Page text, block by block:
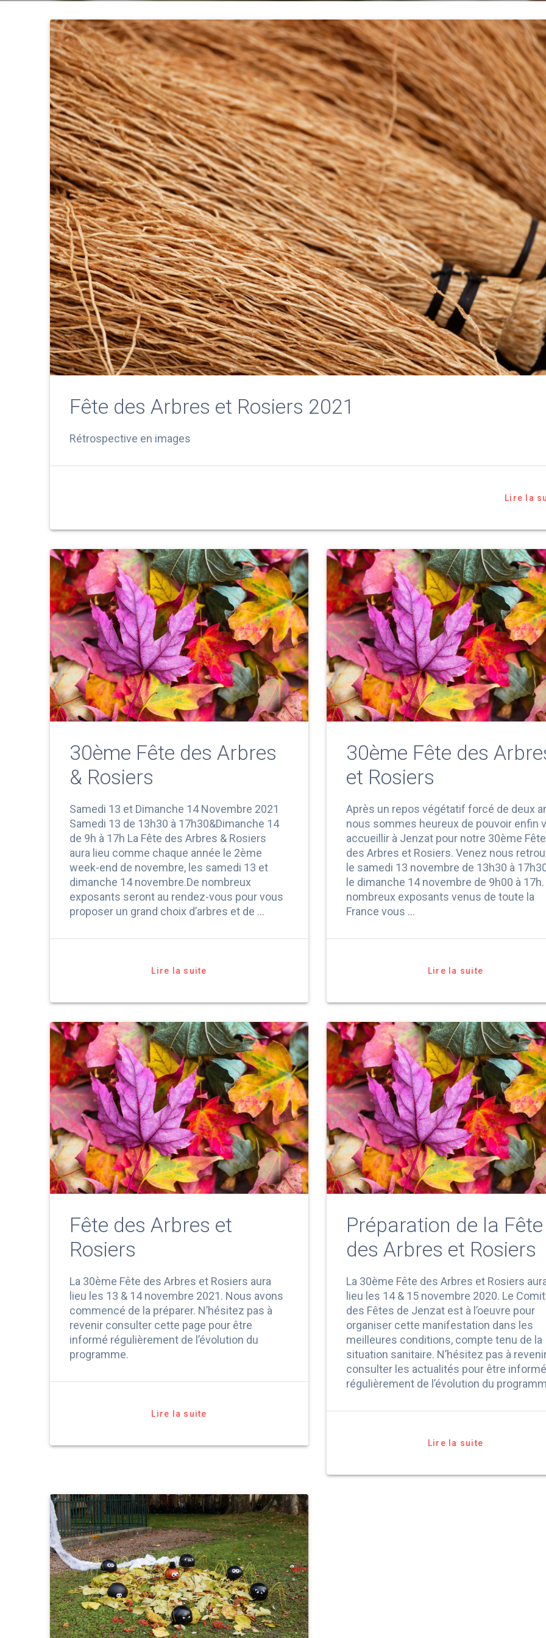
Fête des Arbres et Rosiers 2021
Rétrospective en images
Lire la
30ème Fête des Arbres
& Rosiers
Samedi 13 et Dimanche 14 Novembre 2021
Samedi 13 de 13h30 à 17h30&Dimanche 14
de 9h à 17h La Fête des Arbres & Rosiers
aura lieu comme chaque année le 2ème
week-end de novembre, les samedi 13 et
dimanche 14 novembre.De nombreux
exposants seront au rendez-vous pour vous
proposer un grand choix d’arbres et de …
Lire la suite
30ème Fête des
et Rosiers
Après un repos végétatif forcé de deux
nous sommes heureux de pouvoir enfin
accueillir à Jenzat pour notre 30ème Fête
des Arbres et Rosiers. Venez nous
le samedi 13 novembre de 13h30 à
le dimanche 14 novembre de 9h00 à 17h.
nombreux exposants venus de toute la
France vous …
Lire la suite
Fête des Arbres et
Rosiers
La 30ème Fête des Arbres et Rosiers aura
lieu les 13 & 14 novembre 2021. Nous avons
commencé de la préparer. N’hésitez pas à
revenir consulter cette page pour être
informé régulièrement de l’évolution du
programme.
Lire la suite
Préparation de la Fête
des Arbres et Rosiers
La 30ème Fête des Arbres et Rosiers
lieu les 14 & 15 novembre 2020. Le
des Fêtes de Jenzat est à l’oeuvre pour
organiser cette manifestation dans les
meilleures conditions, compte tenu de la
situation sanitaire. N’hésitez pas à
consulter les actualités pour être informé
régulièrement de l’évolution du
Lire la suite